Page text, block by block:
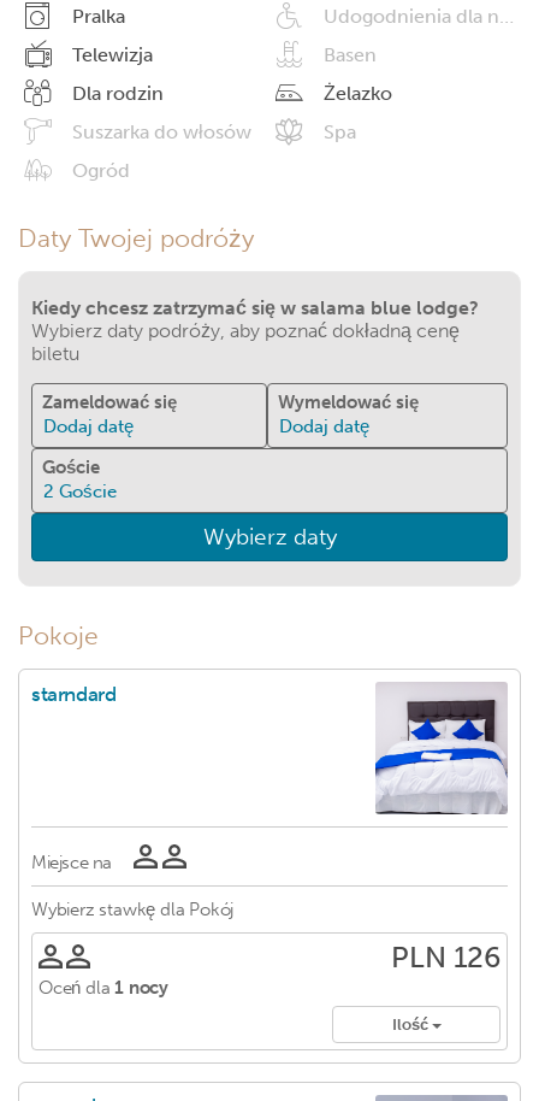
Pralka
Udogodnienia dla niepełnosprawnych
Telewizja
Basen
Dla rodzin
Żelazko
Suszarka do włosów
Spa
Ogród
Daty Twojej podróży
Kiedy chcesz zatrzymać się w salama blue lodge?
Wybierz daty podróży, aby poznać dokładną cenę
biletu
Zameldować się
Dodaj datę
Wymeldować się
Dodaj datę
Goście
2 Goście
Wybierz daty
Pokoje
starndard
Miejsce na
Wybierz stawkę dla Pokój
Oceń dla 1 nocy
PLN 126
Ilość